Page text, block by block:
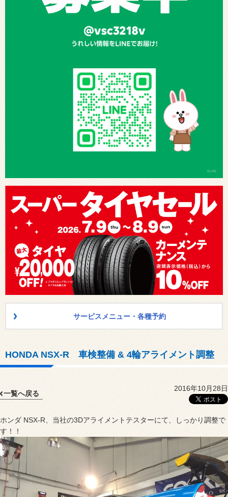
サービスメニュー・各種予約
HONDA NSX-R 車検整備 & 4輪アライメント調整
一覧へ戻る
2016年10月28日
ホンダ NSX-R、当社の3Dアライメントテスターにて、しっかり調整で
す！！